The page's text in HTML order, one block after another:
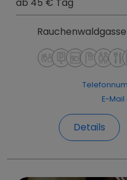
E-
Details